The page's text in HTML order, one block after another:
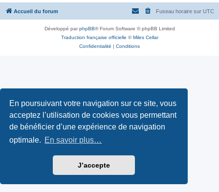
En poursuivant votre navigation sur ce site, vous
acceptez l’utilisation de cookies vous permettant
de bénéficier d’une expérience de navigation
optimale. En savoir plus…
J’accepte
Accueil du forum Fuseau horaire sur UTC
Développé parphpBB® Forum Software © phpBB Limited
Traduction française officielle ©Miles Cellar
Confidentialité | Conditions